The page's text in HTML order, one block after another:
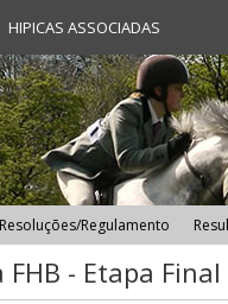
HIPICAS ASSOCIADAS
Resoluções/Regulamento
- Etapa Final